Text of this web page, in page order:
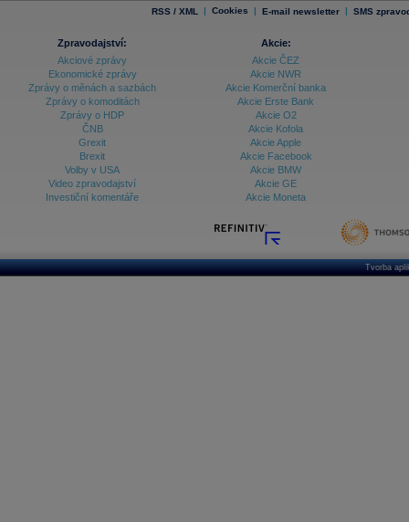
RSS / XML | Cookies | E-mail newsletter | SMS
Zpravodajství:
Akciové zprávy
Ekonomické zprávy
Zprávy o měnách a sazbách
Zprávy o komoditách
Zprávy o HDP
ČNB
Grexit
Brexit
Volby v USA
Video zpravodajství
Investiční komentáře
Akcie:
Akcie ČEZ
Akcie NWR
Akcie Komerční banka
Akcie Erste Bank
Akcie O2
Akcie Kofola
Akcie Apple
Akcie Facebook
Akcie BMW
Akcie GE
Akcie Moneta
Tvorba